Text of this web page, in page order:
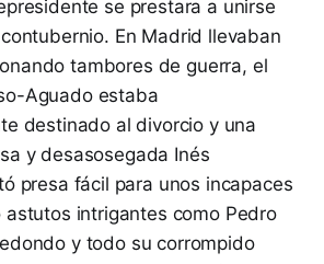
se prestara a unirse
En Madrid llevaban
tambores de guerra, el
Aguado estaba
destinado al divorcio y una
y desasosegada Inés
presa fácil para unos incapaces
intrigantes como Pedro
y todo su corrompido